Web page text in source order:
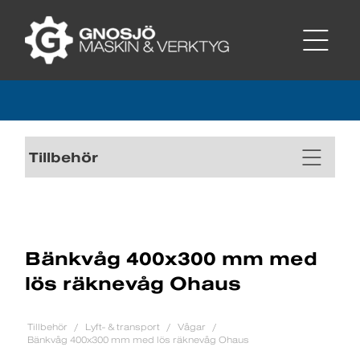
Tillbehör
Bänkvåg 400x300 mm med
lös räknevåg Ohaus
Tillbehör Lyft- & transport
Vågar
Bänkvåg 400x300 mm med lös räknevåg Ohaus